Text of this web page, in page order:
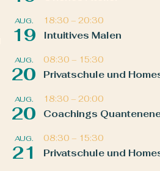
AUG.
19
18:30 – 20:30
Intuitives Malen
AUG.
20
08:30 – 15:30
Privatschule und
AUG.
20
18:30 – 20:00
Coachings
AUG.
21
08:30 – 15:30
Privatschule und